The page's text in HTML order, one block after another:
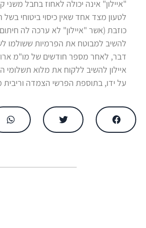
"איילון" אינה יכולה לאחוז בחבל משני
לטעון מצד אחד שאין כיסוי ביטוחי
כוזבת (אשר "איילון" לא ערכה לה
להשיב למבוטח את הפרמיות ששולמו
דבר, לאחר מספר חודשים של מו"מ
איילון להשיב ללקוח את מלוא תשלומי
על ידו, בתוספת הפרשי הצמדה וריבית